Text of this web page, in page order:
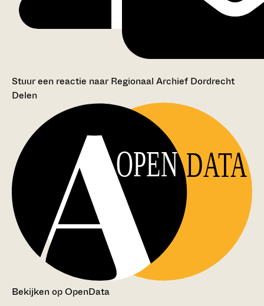
Stuur een reactie naar Regionaal Archief Dordrecht
Delen
OPEN DATA
Bekijken op OpenData